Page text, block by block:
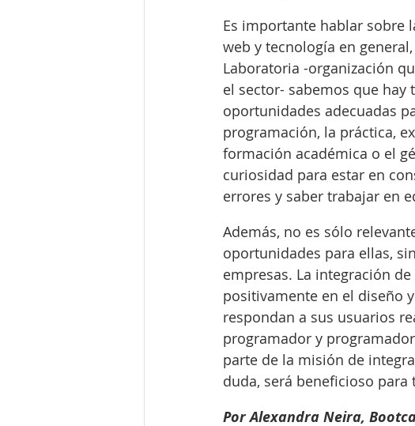
Es importante hablar sobre
web y tecnología en
Laboratoria -organización
el sector- sabemos que hay
oportunidades adecuadas
programación, la práctica,
formación académica o el
curiosidad para estar en
errores y saber trabajar en
Además, no es sólo
oportunidades para ellas,
empresas. La integración
positivamente en el diseño
respondan a sus usuarios
programador y
parte de la misión de
duda, será beneficioso para
Por Alexandra Neira,